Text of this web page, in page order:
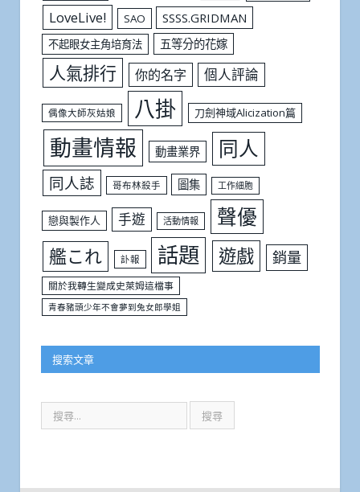
LoveLive! SAO SSSS.GRIDMAN
不起眼女主角培育法 五等分的花嫁
人氣排行 你的名字 個人評論
偶像大師灰姑娘 八掛 刀劍神域Alicization篇
動畫情報 動畫業界 同人
同人誌 哥布林殺手 圖集 工作細胞
戀與製作人 手遊 活動情報 聲優
艦これ 訃報 話題 遊戲 銷量
關於我轉生變成史萊姆這檔事
青春豬頭少年不會夢到兔女郎學姐
搜索文章